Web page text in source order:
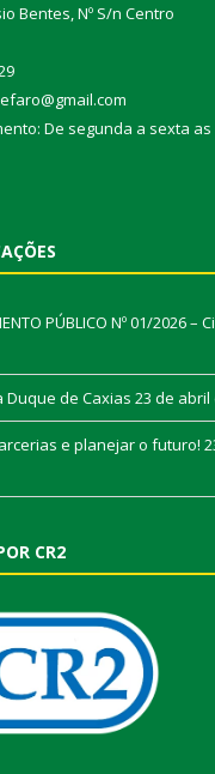
Bentes, Nº S/n Centro
De segunda a sexta as
PÚBLICO Nº 01/2026 –
Duque de Caxias 23 de abril
e planejar o futuro!
CR2